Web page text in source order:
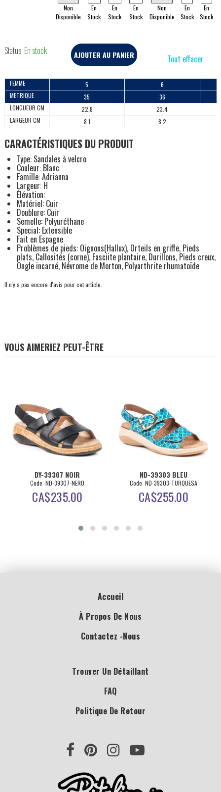
Non
Disponible
En
Stock
En
Stock
En
Stock
Non
Disponible
En
Stock
En
Stock
Status: En stock AJOUTER AU PANIER Tout effacer
FEMME 5
6
METRIQUE
35
36
LONGUEUR CM
22.8
23.4
LARGEUR CM
8.1 8.2
CARACTÉRISTIQUES DU PRODUIT
Type: Sandales à velcro
Couleur: Blanc
Famille: Adrianna
Largeur: H
Élévation:
Matériel: Cuir
Doublure: Cuir
Semelle: Polyuréthane
Special: Extensible
Fait en Espagne
Problèmes de pieds: Oignons(Hallux), Orteils en griffe, Pieds
plats, Callosités (corne), Fasciite plantaire, Durillons, Pieds creux,
Ongle incarné, Névrome de Morton, Polyarthrite rhumatoïde
Il n'y a pas encore d'avis pour cet article.
VOUS AIMERIEZ PEUT-ÊTRE
DY-39307 NOIR
Code: ND-39307-NERO
CA$235.00
ND-39303 BLEU
Code: ND-39303-TURQUESA
CA$255.00
Accueil
À Propos De Nous
Contactez -nous
Trouver Un Détaillant
FAQ
Politique De Retour